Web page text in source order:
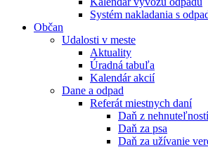
Systém nakladania s
Občan
Udalosti v meste
Aktuality
Úradná tabuľa
Kalendár akcií
Dane a odpad
Referát miestnych daní
Daň z nehnuteľností
Daň za psa
Daň za užívanie